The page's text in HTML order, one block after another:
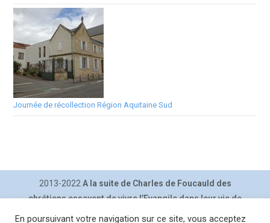
Journée de récollection Région Aquitaine Sud
2013-2022 A la suite de Charles de Foucauld des
chrétiens essayent de vivre l’Evangile dans leur vie de
tous les jours.
En poursuivant votre navigation sur ce site, vous acceptez